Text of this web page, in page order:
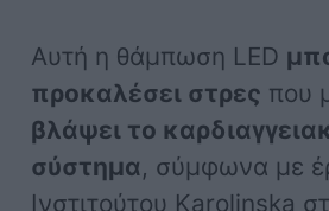
Αυτή η θάμπωση LED
προκαλέσει στρες που
βλάψει το
σύστημα, σύμφωνα με
Ινστιτούτου Karolinska